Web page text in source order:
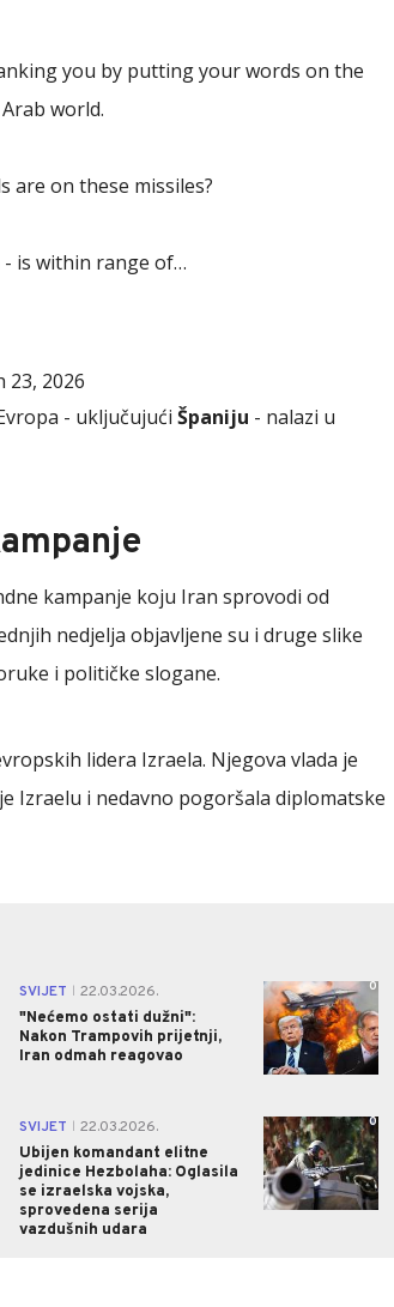
you by putting your words on the
world.
are on these missiles?
- is within range of…
23, 2026
- uključujući Španiju - nalazi u
kampanje koju Iran sprovodi od
nedjelja objavljene su i druge slike
i političke slogane.
lidera Izraela. Njegova vlada je
Izraelu i nedavno pogoršala diplomatske
SVIJET
22.03.2026.
"Nećemo ostati dužni":
Nakon Trampovih prijetnji,
Iran odmah reagovao
0
SVIJET
22.03.2026.
Ubijen komandant elitne
jedinice Hezbolaha: Oglasila
se izraelska vojska,
sprovedena serija
vazdušnih udara
0